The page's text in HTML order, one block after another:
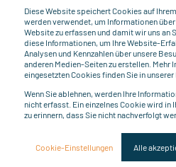
Diese Website speichert Cookies auf
werden verwendet, um Informationen
Website zu erfassen und damit wir uns an
diese Informationen, um Ihre Website-
Analysen und Kennzahlen über unsere
anderen Medien-Seiten zu erstellen. Mehr
eingesetzten Cookies finden Sie in
Wenn Sie ablehnen, werden Ihre
nicht erfasst. Ein einzelnes Cookie wird in
zu erinnern, dass Sie nicht nachverfolgt
Cookie-Einstellungen Alle
Excellence